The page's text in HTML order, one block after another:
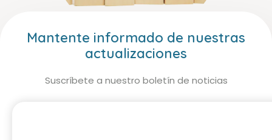
Mantente informado de nuestras
actualizaciones
Suscríbete a nuestro boletín de noticias